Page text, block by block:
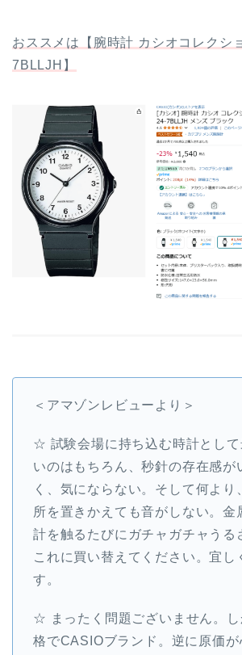
おススメは【腕時計 カシオコレクシ
7BLLJH】
＜アマゾンレビューより＞
☆ 試験会場に持ち込む時計として
いのはもちろん、秒針の存在感が
く、気にならない。そして何より
所を置きかえても音がしない。金
計を触るたびにガチャガチャうる
これに買い替えてください。宜し
す。
☆ まったく問題ございません。し
格でCASIOブランド。逆に原価が